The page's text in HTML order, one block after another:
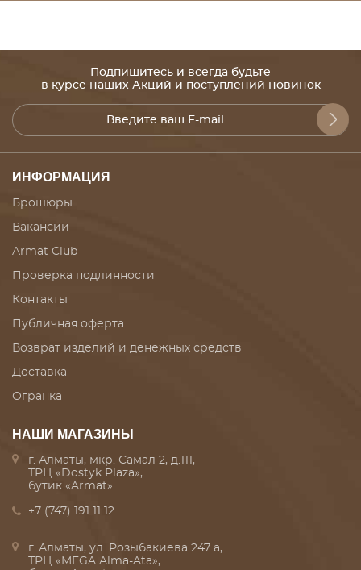
Подпишитесь и всегда будьте
в курсе наших Акций и поступлений новинок
ИНФОРМАЦИЯ
Брошюры
Вакансии
Armat Club
Проверка подлинности
Контакты
Публичная оферта
Возврат изделий и денежных средств
Доставка
Огранка
НАШИ МАГАЗИНЫ
г. Алматы, мкр. Самал 2, д.111,
ТРЦ «Dostyk Plaza»,
бутик «Armat»
+7 (747) 191 11 12
г. Алматы, ул. Розыбакиева 247 а,
ТРЦ «MEGA Alma-Ata»,